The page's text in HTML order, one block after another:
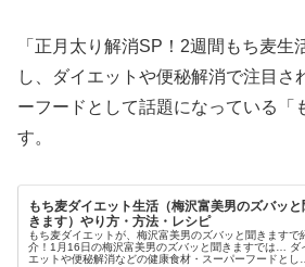
「正月太り解消SP！2週間もち麦生
し、ダイエットや便秘解消で注目さ
ーフードとして話題になっている「
す。
もち麦ダイエット生活（梅沢富美男のズバッと
きます）やり方・方法・レシピ
もち麦ダイエットが、梅沢富美男のズバッと聞きますで
介！1月16日の梅沢富美男のズバッと聞きますでは… ダ
エットや便秘解消などの健康食材・スーパーフードとして